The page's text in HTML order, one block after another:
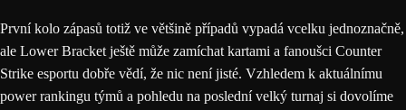
První kolo zápasů totiž ve většině případů vypadá vcelku jednoznačně,
ale Lower Bracket ještě může zamíchat kartami a fanoušci Counter
Strike esportu dobře vědí, že nic není jisté. Vzhledem k aktuálnímu
power rankingu týmů a pohledu na poslední velký turnaj si dovolíme